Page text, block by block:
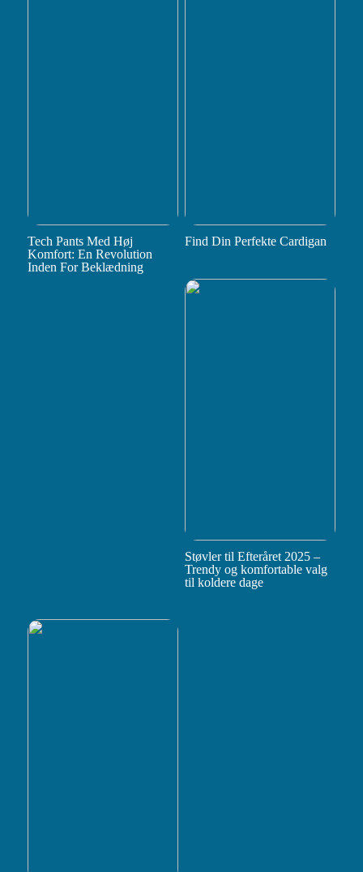
Tech Pants Med Høj
Komfort: En Revolution
Inden For Beklædning
Find Din Perfekte Cardigan
Støvler til Efteråret 2025 –
Trendy og komfortable valg
til koldere dage